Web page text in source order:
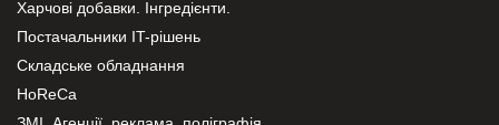
Харчові добавки. Інгредієнти.
Постачальники IT-рішень
Складське обладнання
HoReCa